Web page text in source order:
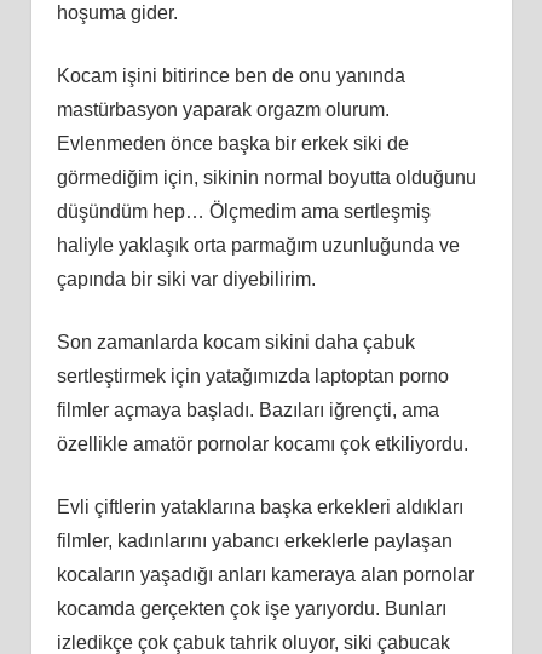
hoşuma gider.
Kocam işini bitirince ben de onu yanında
mastürbasyon yaparak orgazm olurum.
Evlenmeden önce başka bir erkek siki de
görmediğim için, sikinin normal boyutta olduğunu
düşündüm hep… Ölçmedim ama sertleşmiş
haliyle yaklaşık orta parmağım uzunluğunda ve
çapında bir siki var diyebilirim.
Son zamanlarda kocam sikini daha çabuk
sertleştirmek için yatağımızda laptoptan porno
filmler açmaya başladı. Bazıları iğrençti, ama
özellikle amatör pornolar kocamı çok etkiliyordu.
Evli çiftlerin yataklarına başka erkekleri aldıkları
filmler, kadınlarını yabancı erkeklerle paylaşan
kocaların yaşadığı anları kameraya alan pornolar
kocamda gerçekten çok işe yarıyordu. Bunları
izledikçe çok çabuk tahrik oluyor, siki çabucak